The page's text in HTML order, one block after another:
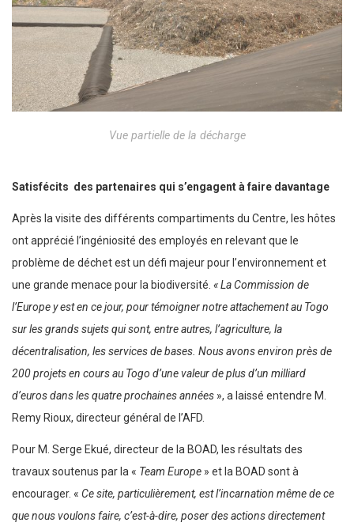
Vue partielle de la décharge
Satisfécits des partenaires qui s’engagent à faire davantage
Après la visite des différents compartiments du Centre, les hôtes
ont apprécié l’ingéniosité des employés en relevant que le
problème de déchet est un défi majeur pour l’environnement et
une grande menace pour la biodiversité. « La Commission de
l’Europe y est en ce jour, pour témoigner notre attachement au Togo
sur les grands sujets qui sont, entre autres, l’agriculture, la
décentralisation, les services de bases. Nous avons environ près de
200 projets en cours au Togo d’une valeur de plus d’un milliard
d’euros dans les quatre prochaines années », a laissé entendre M.
Remy Rioux, directeur général de l’AFD.
Pour M. Serge Ekué, directeur de la BOAD, les résultats des
travaux soutenus par la « Team Europe » et la BOAD sont à
encourager. « Ce site, particulièrement, est l’incarnation même de ce
que nous voulons faire, c’est-à-dire, poser des actions directement